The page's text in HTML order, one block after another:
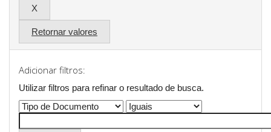
Retornar valores
Adicionar filtros:
Utilizar filtros para refinar o resultado de busca.